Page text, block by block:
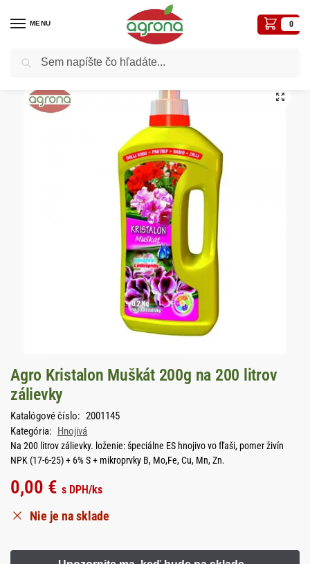
MENU 0
Domov Hnojivá / Agro Kristalon Muškát 200g na 200 litrov zálievky
Agro Kristalon Muškát 200g na 200 litrov
zálievky
Katalógové číslo: 2001145
Kategória: Hnojivá
Na 200 litrov zálievky. loženie: špeciálne ES hnojivo vo fľaši, pomer živín
NPK (17-6-25) + 6% S + mikroprvky B, Mo,Fe, Cu, Mn, Zn.
0,00 € s DPH/ks
Nie je na sklade